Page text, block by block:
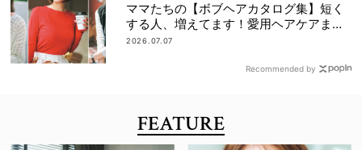
ママたちの【ボブヘアカタログ集】短く
する人、増えてます！愛用ヘアケアまで
全部見せ
2026.07.07
Recommended by
FEATURE